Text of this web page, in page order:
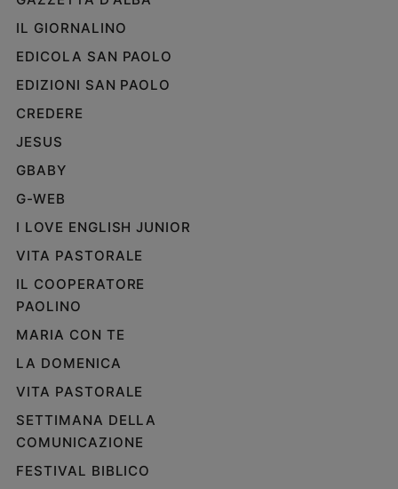
IL GIORNALINO
EDICOLA SAN PAOLO
EDIZIONI SAN PAOLO
CREDERE
JESUS
GBABY
G-WEB
I LOVE ENGLISH JUNIOR
VITA PASTORALE
IL COOPERATORE
PAOLINO
MARIA CON TE
LA DOMENICA
VITA PASTORALE
SETTIMANA DELLA
COMUNICAZIONE
FESTIVAL BIBLICO